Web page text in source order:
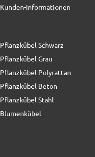
Kunden-Informationen
Pflanzkübel Schwarz
Pflanzkübel Grau
Pflanzkübel Polyrattan
Pflanzkübel Beton
Pflanzkübel Stahl
Blumenkübel